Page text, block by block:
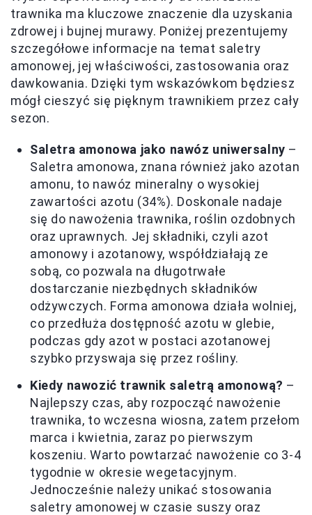
trawnika ma kluczowe znaczenie dla uzyskania
zdrowej i bujnej murawy. Poniżej prezentujemy
szczegółowe informacje na temat saletry
amonowej, jej właściwości, zastosowania oraz
dawkowania. Dzięki tym wskazówkom będziesz
mógł cieszyć się pięknym trawnikiem przez cały
sezon.
Saletra amonowa jako nawóz uniwersalny –
Saletra amonowa, znana również jako azotan
amonu, to nawóz mineralny o wysokiej
zawartości azotu (34%). Doskonale nadaje
się do nawożenia trawnika, roślin ozdobnych
oraz uprawnych. Jej składniki, czyli azot
amonowy i azotanowy, współdziałają ze
sobą, co pozwala na długotrwałe
dostarczanie niezbędnych składników
odżywczych. Forma amonowa działa wolniej,
co przedłuża dostępność azotu w glebie,
podczas gdy azot w postaci azotanowej
szybko przyswaja się przez rośliny.
Kiedy nawozić trawnik saletrą amonową? –
Najlepszy czas, aby rozpocząć nawożenie
trawnika, to wczesna wiosna, zatem przełom
marca i kwietnia, zaraz po pierwszym
koszeniu. Warto powtarzać nawożenie co 3-4
tygodnie w okresie wegetacyjnym.
Jednocześnie należy unikać stosowania
saletry amonowej w czasie suszy oraz